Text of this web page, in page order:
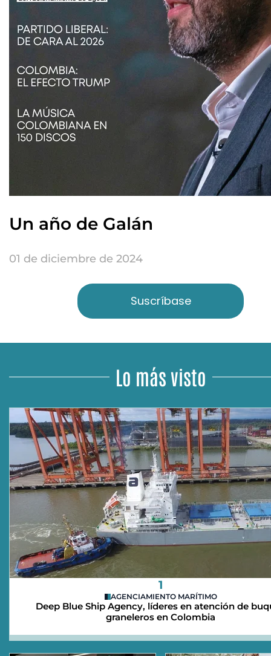
Un año de Galán
01 de diciembre de 2024
Suscríbase
Lo más visto
1
AGENCIAMIENTO MARÍTIMO
Deep Blue Ship Agency, líderes en atención de
graneleros en Colombia